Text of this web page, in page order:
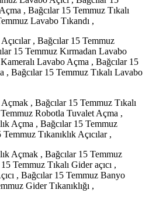
, Bağcılar 15 Temmuz Tıkalı
Lavabo Tıkandı ,
, Bağcılar 15 Temmuz
15 Temmuz Kırmadan Lavabo
Lavabo Açma , Bağcılar 15
Bağcılar 15 Temmuz Tıkalı Lavabo
, Bağcılar 15 Temmuz Tıkalı
Robotla Tuvalet Açma ,
Açma , Bağcılar 15 Temmuz
Tıkanıklık Açıcılar ,
Açmak , Bağcılar 15 Temmuz
Temmuz Tıkalı Gider açıcı ,
, Bağcılar 15 Temmuz Banyo
Gider Tıkanıklığı ,